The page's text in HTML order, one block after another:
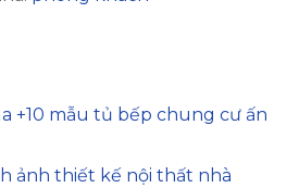
+10 mẫu tủ bếp chung cư ấn
ảnh thiết kế nội thất nhà